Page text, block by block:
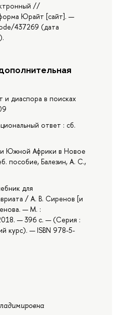
//
Юрайт [сайт]. —
437269 (дата
и диаспора в поисках
ответ : сб.
Южной Африки в Новое
пособие, Балезин, А. С.,
для
/ А. В. Сиренов [и
— М. :
— 396 с. — (Серия :
курс). — ISBN 978-5-